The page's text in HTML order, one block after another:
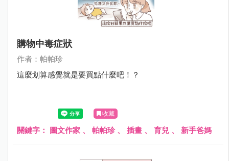
購物中毒症狀
作者：帕帕珍
這麼划算感覺就是要買點什麼吧！？
收藏
關鍵字： 圖文作家 、 帕帕珍、 插畫 、 育兒 、 新手爸媽